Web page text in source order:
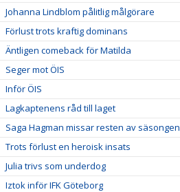
Johanna Lindblom pålitlig målgörare
Förlust trots kraftig dominans
Äntligen comeback för Matilda
Seger mot ÖIS
Inför ÖIS
Lagkaptenens råd till laget
Saga Hagman missar resten av säsongen
Trots förlust en heroisk insats
Julia trivs som underdog
Iztok inför IFK Göteborg